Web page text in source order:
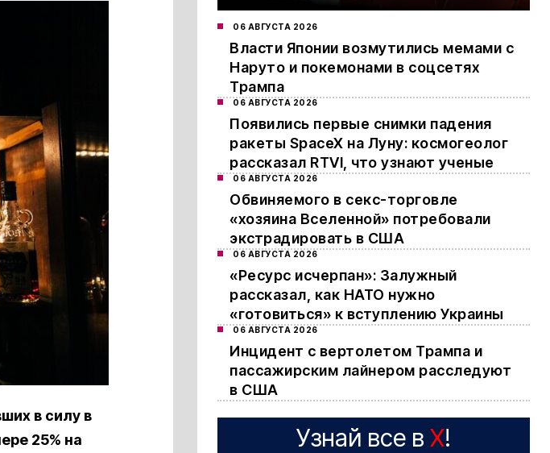
в силу в
25% на
06 АВГУСТА 2026
Власти Японии возмутились мемами с
Наруто и покемонами в соцсетях
Трампа
06 АВГУСТА 2026
Появились первые снимки падения
ракеты SpaceX на Луну: космогеолог
рассказал RTVI, что узнают ученые
06 АВГУСТА 2026
Обвиняемого в секс-торговле
«хозяина Вселенной» потребовали
экстрадировать в США
06 АВГУСТА 2026
«Ресурс исчерпан»: Залужный
рассказал, как НАТО нужно
«готовиться» к вступлению Украины
06 АВГУСТА 2026
Инцидент с вертолетом Трампа и
пассажирским лайнером расследуют
в США
Узнай все в X!